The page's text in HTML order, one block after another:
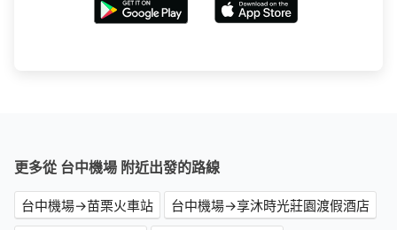
更多從 台中機場 附近出發的路線
台中機場→苗栗火車站
台中機場→享沐時光莊園渡假酒店